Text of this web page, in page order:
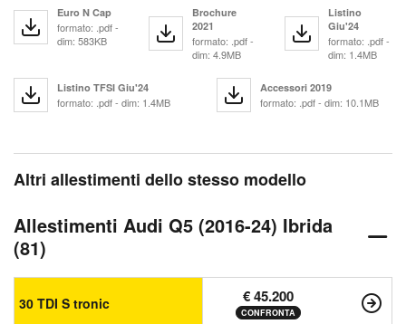
Euro N Cap
formato: .pdf -
dim: 583KB
Brochure
2021
formato: .pdf -
dim: 4.9MB
Listino
Giu'24
formato: .pdf -
dim: 1.4MB
Listino TFSI Giu'24
formato: .pdf - dim: 1.4MB
Accessori 2019
formato: .pdf - dim: 10.1MB
Altri allestimenti dello stesso modello
Allestimenti Audi Q5 (2016-24) Ibrida
(81)
30 TDI S tronic € 45.200
CONFRONTA